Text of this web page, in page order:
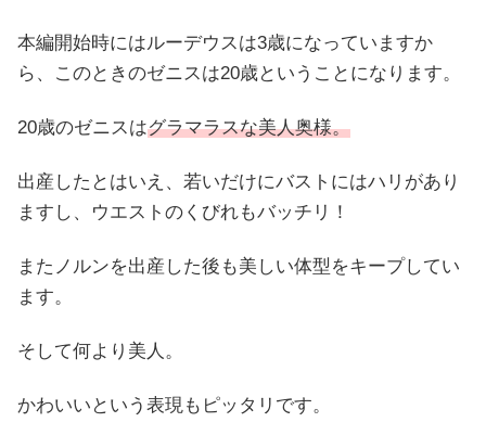
本編開始時にはルーデウスは3歳になっていますか
ら、このときのゼニスは20歳ということになります。
20歳のゼニスはグラマラスな美人奥様。
出産したとはいえ、若いだけにバストにはハリがあり
ますし、ウエストのくびれもバッチリ！
またノルンを出産した後も美しい体型をキープしてい
ます。
そして何より美人。
かわいいという表現もピッタリです。